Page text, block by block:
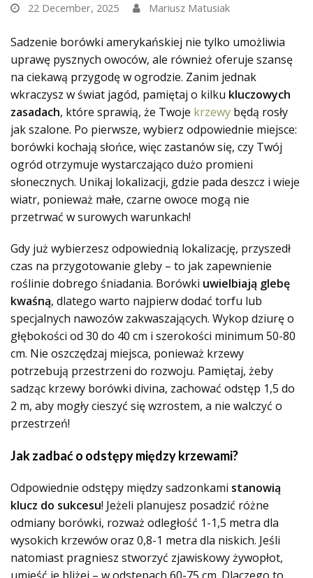
22 December, 2025 Mariusz Matusiak
Sadzenie borówki amerykańskiej nie tylko umożliwia
uprawę pysznych owoców, ale również oferuje szansę
na ciekawą przygodę w ogrodzie. Zanim jednak
wkraczysz w świat jagód, pamiętaj o kilku kluczowych
zasadach, które sprawią, że Twoje krzewy będą rosły
jak szalone. Po pierwsze, wybierz odpowiednie miejsce:
borówki kochają słońce, więc zastanów się, czy Twój
ogród otrzymuje wystarczająco dużo promieni
słonecznych. Unikaj lokalizacji, gdzie pada deszcz i wieje
wiatr, ponieważ małe, czarne owoce mogą nie
przetrwać w surowych warunkach!
Gdy już wybierzesz odpowiednią lokalizację, przyszedł
czas na przygotowanie gleby – to jak zapewnienie
roślinie dobrego śniadania. Borówki uwielbiają glebę
kwaśną, dlatego warto najpierw dodać torfu lub
specjalnych nawozów zakwaszających. Wykop dziurę o
głębokości od 30 do 40 cm i szerokości minimum 50-80
cm. Nie oszczędzaj miejsca, ponieważ krzewy
potrzebują przestrzeni do rozwoju. Pamiętaj, żeby
sadząc krzewy borówki divina, zachować odstęp 1,5 do
2 m, aby mogły cieszyć się wzrostem, a nie walczyć o
przestrzeń!
Jak zadbać o odstępy między krzewami?
Odpowiednie odstępy między sadzonkami stanowią
klucz do sukcesu! Jeżeli planujesz posadzić różne
odmiany borówki, rozważ odległość 1-1,5 metra dla
wysokich krzewów oraz 0,8-1 metra dla niskich. Jeśli
natomiast pragniesz stworzyć zjawiskowy żywopłot,